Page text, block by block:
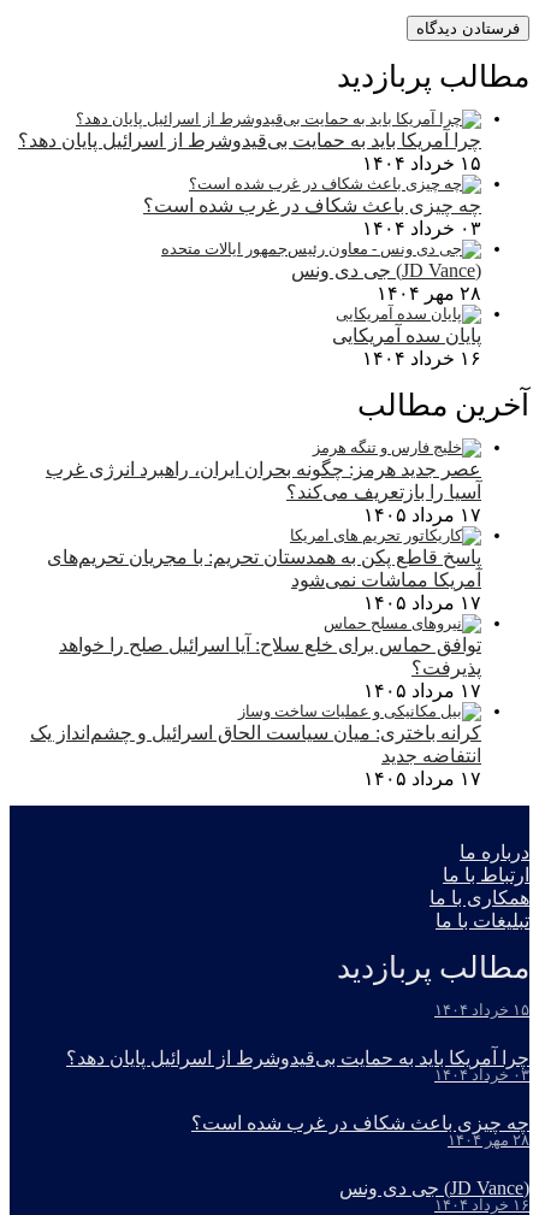
مطالب پربازدید
چرا آمریکا باید به حمایت بی‌قیدوشرط از اسرائیل پایان دهد؟
۱۵ خرداد ۱۴۰۴
چه چیزی باعث شکاف در غرب شده است؟
۰۳ خرداد ۱۴۰۴
(JD Vance) جی دی ونس
۲۸ مهر ۱۴۰۴
پایان سده آمریکایی
۱۶ خرداد ۱۴۰۴
آخرین مطالب
عصر جدید هرمز: چگونه بحران ایران، راهبرد انرژی غرب
آسیا را بازتعریف می‌کند؟
۱۷ مرداد ۱۴۰۵
پاسخ قاطع پکن به همدستان تحریم: با مجریان تحریم‌های
آمریکا مماشات نمی‌شود
۱۷ مرداد ۱۴۰۵
توافق حماس برای خلع سلاح: آیا اسرائیل صلح را خواهد
پذیرفت؟
۱۷ مرداد ۱۴۰۵
کرانه باختری: میان سیاست الحاق اسرائیل و چشم‌انداز یک
انتفاضه جدید
۱۷ مرداد ۱۴۰۵
درباره ما
ارتباط با ما
همکاری با ما
تبلیغات با ما
مطالب پربازدید
۱۵ خرداد ۱۴۰۴
چرا آمریکا باید به حمایت بی‌قیدوشرط از اسرائیل پایان دهد؟
۰۳ خرداد ۱۴۰۴
چه چیزی باعث شکاف در غرب شده است؟
۲۸ مهر ۱۴۰۴
(JD Vance) جی دی ونس
۱۶ خرداد ۱۴۰۴